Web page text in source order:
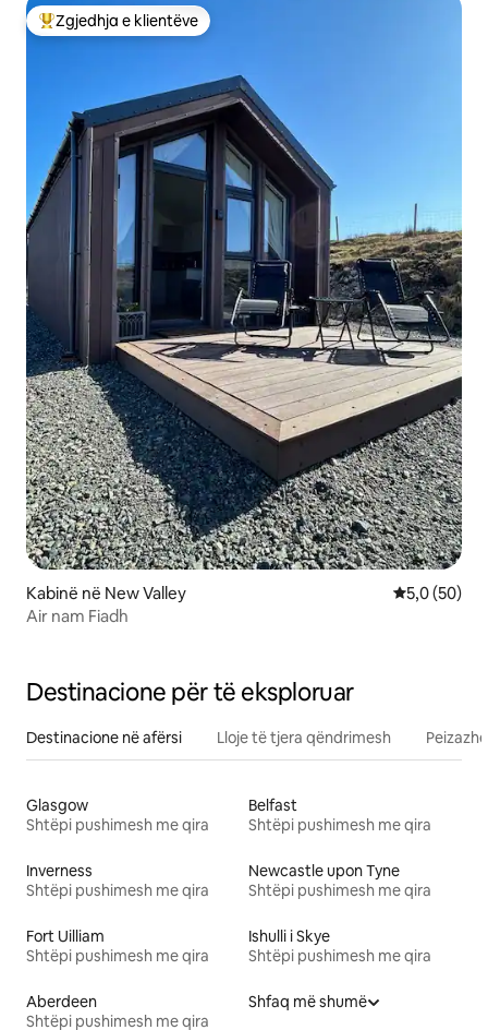
Më të mirat e zgjedhjeve të klientëve
Zgjedhja e klientëve
Kabinë në New Valley Vlerësimi
5,0 (50)
Air nam Fiadh
Destinacione për të eksploruar
Destinacione në afërsi Lloje të tjera qëndrimesh
Glasgow
Shtëpi pushimesh me qira
Belfast
Shtëpi pushimesh me qira
Inverness
Shtëpi pushimesh me qira
Newcastle upon Tyne
Shtëpi pushimesh me qira
Fort Uilliam
Shtëpi pushimesh me qira
Ishulli i Skye
Shtëpi pushimesh me qira
Aberdeen
Shtëpi pushimesh me qira
Shfaq më shumë